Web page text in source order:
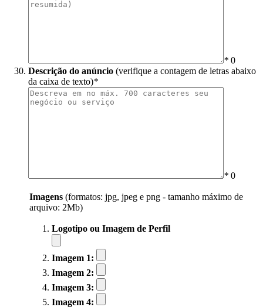
* 0
Descrição do anúncio (verifique a contagem de letras abaixo
da caixa de texto)*
* 0
Imagens (formatos: jpg, jpeg e png - tamanho máximo de
arquivo: 2Mb)
Logotipo ou Imagem de Perfil
Imagem 1:
Imagem 2:
Imagem 3:
Imagem 4: